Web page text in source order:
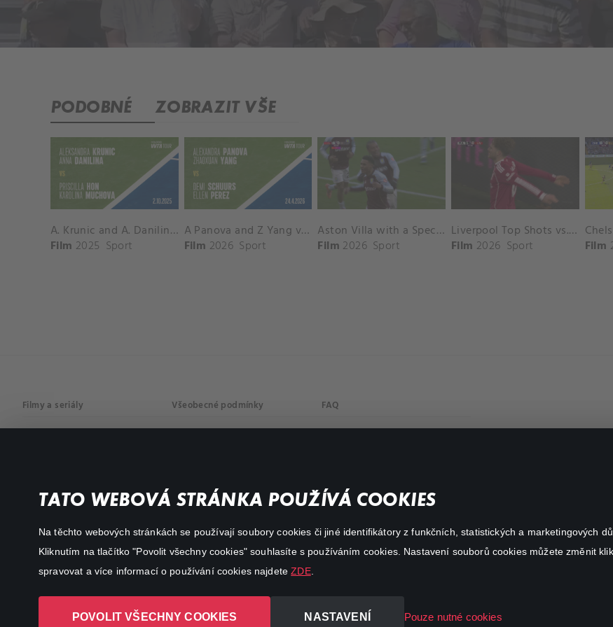
TATO WEBOVÁ STRÁNKA POUŽÍVÁ COOKIES
Na těchto webových stránkách se používají soubory cookies či jiné identifikátory z funkčních, statistických a marketingových
Kliknutím na tlačítko "Povolit všechny cookies" souhlasíte s používáním cookies. Nastavení souborů cookies můžete změnit
spravovat a více informací o používání cookies najdeteZDE.
POVOLIT VŠECHNY COOKIES NASTAVENÍ Pouze nutné cookies
PODOBNÉ ZOBRAZIT VŠE
A. Krunic and A. Danilina vs. P. Hon and K. Muchova Match Highlights - BEIJING_Capital Group Diamond ( October 02, 2025)
Film 2025 Sport
A Panova and Z Yang vs D Schuurs and E Perez Match Highlights - MADRID_Court 8 ( April 24, 2026)
Film 2026 Sport
Aston Villa with a Spectacular Goal vs. Nottingham Forest
Film 2026 Sport
Liverpool Top Shots vs. Fulham
Film 2026 Sport
Film
Filmy a seriály
Akční
Všeobecné podmínky FAQ